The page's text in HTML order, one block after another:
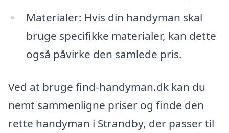
Materialer: Hvis din handyman skal
bruge specifikke materialer, kan dette
også påvirke den samlede pris.
Ved at bruge find-handyman.dk kan du
nemt sammenligne priser og finde den
rette handyman i Strandby, der passer til